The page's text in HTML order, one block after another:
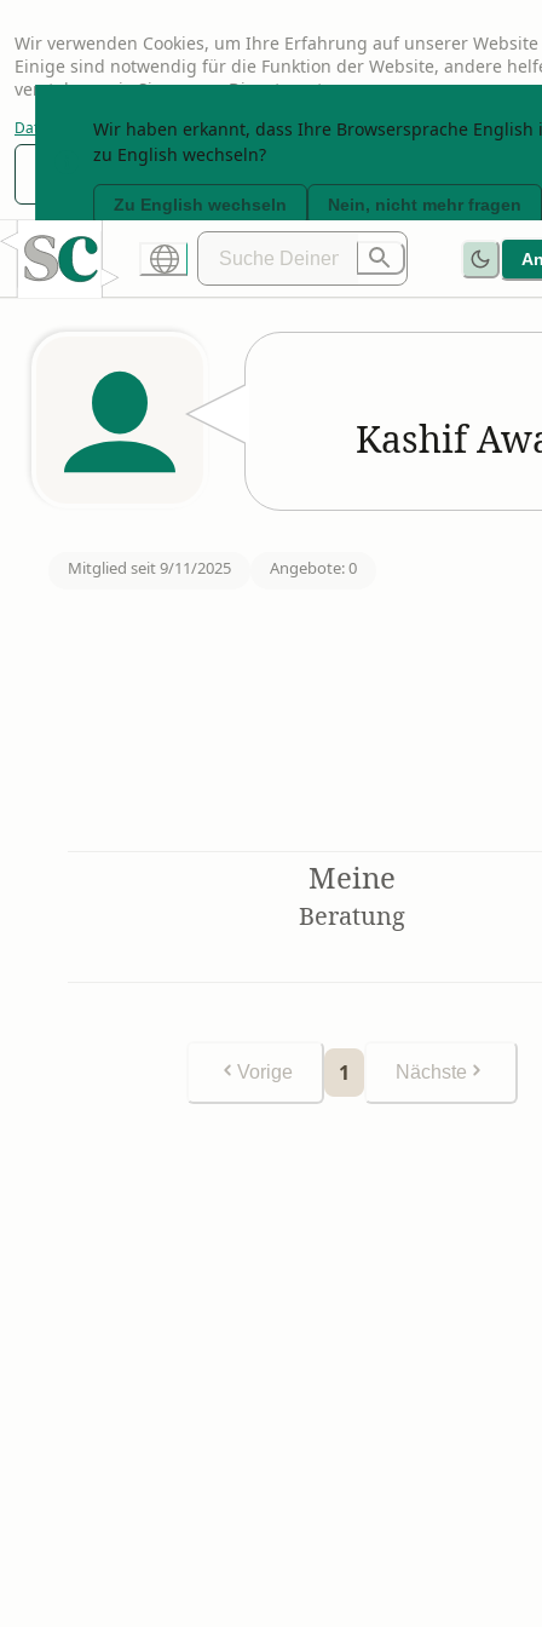
Wir verwenden Cookies, um Ihre Erfahrung auf unserer
Einige sind notwendig für die Funktion der Website, andere
verstehen, wie Sie unsere Dienste nutzen.
DatenschutzerklärungWir haben erkannt, dass Ihre Browsersprache English
zu English wechseln?
Zu English wechseln Nein, nicht mehr fragen
Kashif
Mitglied seit9/11/2025 Angebote:0
Meine
Beratung
Vorige 1 Nächste